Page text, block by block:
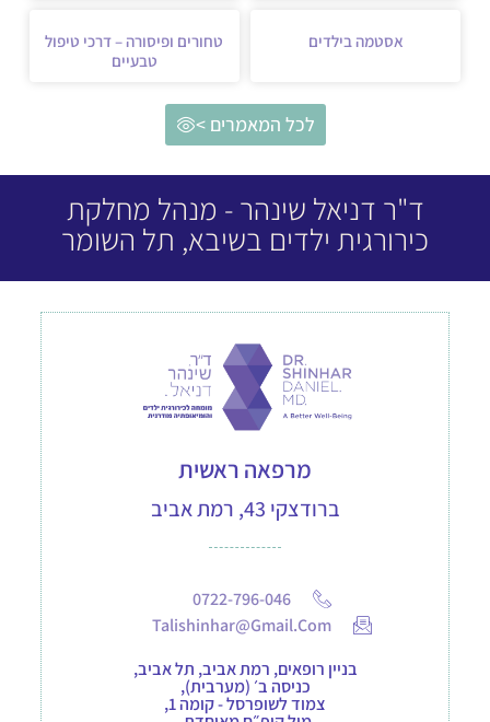
אסטמה בילדים
טחורים ופיסורה – דרכי טיפול
טבעיים
לכל המאמרים >
ד"ר דניאל שינהר - מנהל מחלקת
כירורגית ילדים בשיבא, תל השומר
מרפאה ראשית
ברודצקי 43, רמת אביב
0722-796-046
Talishinhar@gmail.com
בניין רופאים, רמת אביב, תל אביב,
כניסה ב׳ (מערבית),
צמוד לשופרסל - קומה 1,